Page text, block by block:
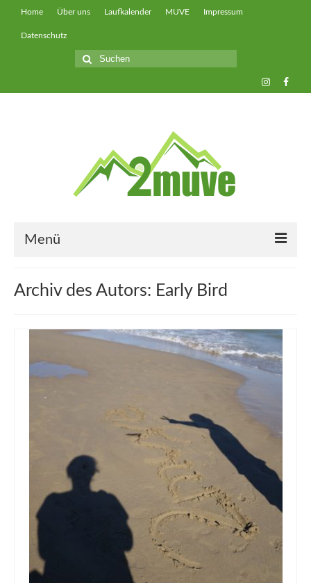
Home Über uns Laufkalender MUVE Impressum
Datenschutz
Suche
nach:
Menü
muveAWAY
muveLIVELY
Archiv des Autors: Early Bird